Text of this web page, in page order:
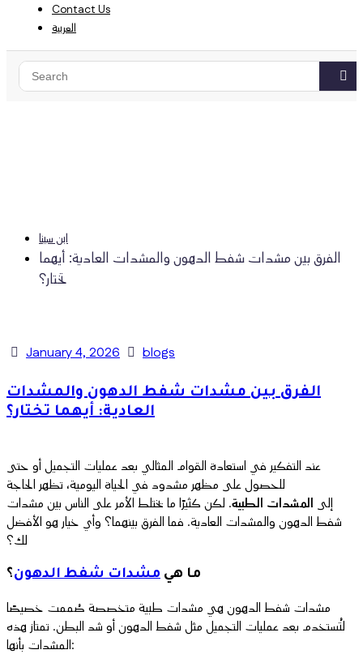
Contact Us
العربية
ابن سينا
الفرق بين مشدات شفط الدهون والمشدات العادية: أيهما
تختار؟
January 4, 2026 blogs
الفرق بين مشدات شفط الدهون والمشدات
العادية: أيهما تختار؟
عند التفكير في استعادة القوام المثالي بعد عمليات التجميل أو حتى
للحصول على مظهر مشدود في الحياة اليومية، تظهر الحاجة
إلى المشدات الطبية. لكن كثيرًا ما يختلط الأمر على الناس بين مشدات
شفط الدهون والمشدات العادية. فما الفرق بينهما؟ وأي خيار هو الأفضل
لك؟
ما هي مشدات شفط الدهون؟
مشدات شفط الدهون هي مشدات طبية متخصصة صُممت خصيصًا
لتُستخدم بعد عمليات التجميل مثل شفط الدهون أو شد البطن. تمتاز هذه
المشدات بأنها: